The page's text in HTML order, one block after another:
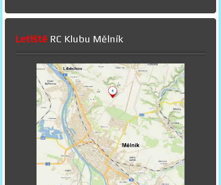
Letiště RC Klubu Mělník